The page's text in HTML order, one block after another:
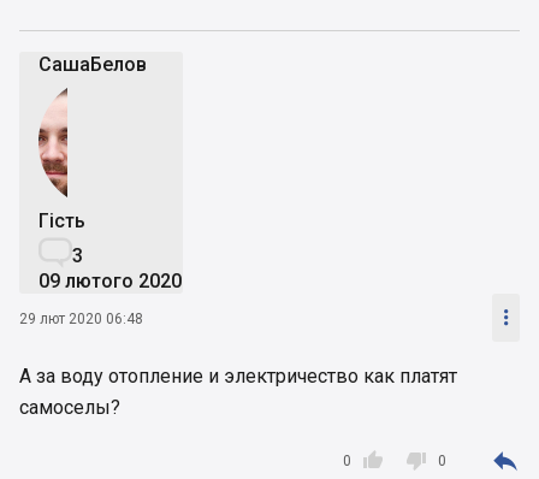
СашаБелов
Гість
3
09 лютого 2020
29 лют 2020 06:48 
А за воду отопление и электричество как платят
самоселы?

0  0 